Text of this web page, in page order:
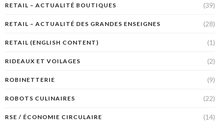
RETAIL – ACTUALITÉ BOUTIQUES (39)
RETAIL – ACTUALITÉ DES GRANDES ENSEIGNES (28)
RETAIL (ENGLISH CONTENT) (1)
RIDEAUX ET VOILAGES (2)
ROBINETTERIE (9)
ROBOTS CULINAIRES (22)
RSE / ÉCONOMIE CIRCULAIRE (14)